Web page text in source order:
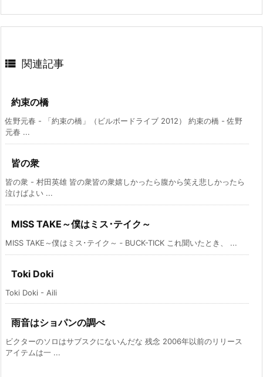
 関連記事
約束の橋
佐野元春 - 「約束の橋」（ビルボードライブ 2012） 約束の橋 - 佐野
元春 ...
皆の衆
皆の衆 - 村田英雄 皆の衆皆の衆嬉しかったら腹から笑え悲しかったら
泣けばよい ...
MISS TAKE～僕はミス･テイク～
MISS TAKE～僕はミス･テイク～ ‑ BUCK-TICK これ聞いたとき、 ...
Toki Doki
Toki Doki - Aili
雨音はショパンの調べ
ビクターのソロはサブスクにないんだな 残念 2006年以前のリリース
アイテムは一 ...